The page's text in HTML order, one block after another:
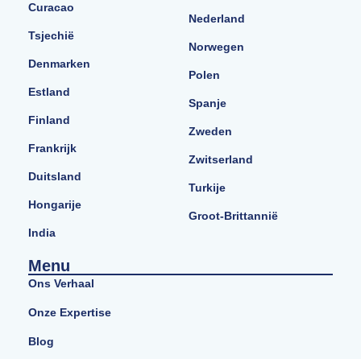
Curacao
Tsjechië
Denmarken
Estland
Finland
Frankrijk
Duitsland
Hongarije
India
Nederland
Norwegen
Polen
Spanje
Zweden
Zwitserland
Turkije
Groot-Brittannië
Menu
Ons Verhaal
Onze Expertise
Blog